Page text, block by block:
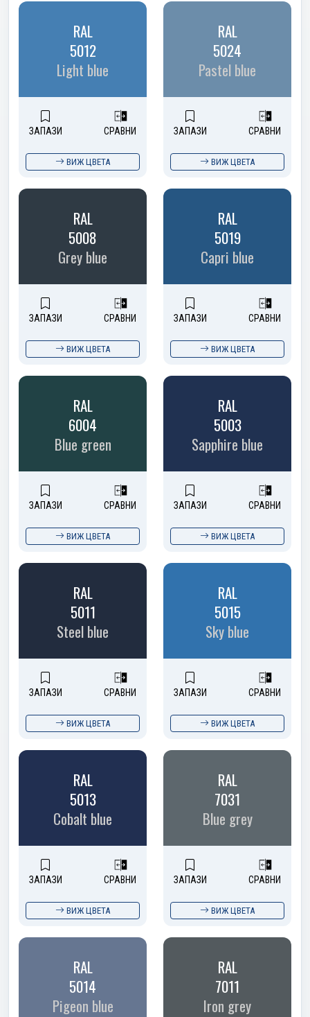
RAL
5012
Light blue
ЗАПАЗИ СРАВНИ
ВИЖ ЦВЕТА
RAL
5024
Pastel blue
ЗАПАЗИ СРАВНИ
ВИЖ ЦВЕТА
RAL
5008
Grey blue
ЗАПАЗИ СРАВНИ
ВИЖ ЦВЕТА
RAL
5019
Capri blue
ЗАПАЗИ СРАВНИ
ВИЖ ЦВЕТА
RAL
6004
Blue green
ЗАПАЗИ СРАВНИ
ВИЖ ЦВЕТА
RAL
5003
Sapphire blue
ЗАПАЗИ СРАВНИ
ВИЖ ЦВЕТА
RAL
5011
Steel blue
ЗАПАЗИ СРАВНИ
ВИЖ ЦВЕТА
RAL
5015
Sky blue
ЗАПАЗИ СРАВНИ
ВИЖ ЦВЕТА
RAL
5013
Cobalt blue
ЗАПАЗИ СРАВНИ
ВИЖ ЦВЕТА
RAL
7031
Blue grey
ЗАПАЗИ СРАВНИ
ВИЖ ЦВЕТА
RAL
5014
Pigeon blue
RAL
7011
Iron grey